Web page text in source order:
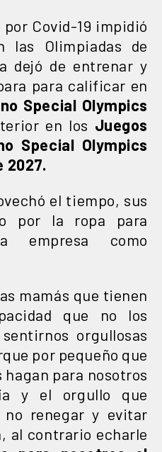
Covid-19 impidió
las Olimpiadas de
dejó de entrenar y
para calificar en
Special Olympics
en los Juegos
Special Olympics
2027.
el tiempo, sus
por la ropa para
empresa como
mamás que tienen
que no los
orgullosas
por pequeño que
hagan para nosotros
y el orgullo que
no renegar y evitar
al contrario echarle